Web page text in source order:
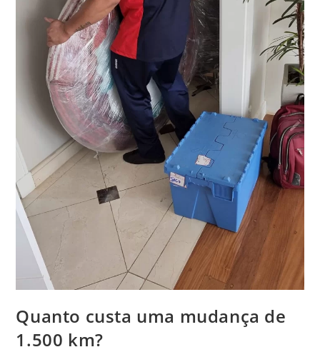
Quanto custa uma mudança de
1.500 km?